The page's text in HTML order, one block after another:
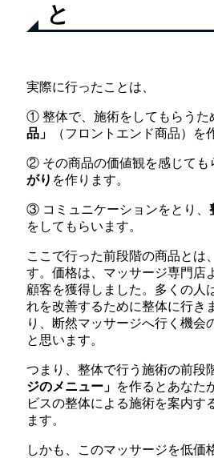
と
実際に行ったことは、
① 整体で、施術をしてもらうた
品」
（フロントエンド商品）を
② その商品の価値観を感じても
がり を作ります。
③ コミュニケーションをとり、
をしてもらいます。
ここで行った前段階の商品とは、
す。価格は、マッサージ専門店
顧客を獲得しました。多くの人
れを改善するために整体に行き
り、断然マッサージへ行く機会
と思います。
つまり、整体で行う施術の前段
ジのメニュー」 を作るとあなた
ビスの整体による施術を案内す
ます。
しかも、このマッサージを低価